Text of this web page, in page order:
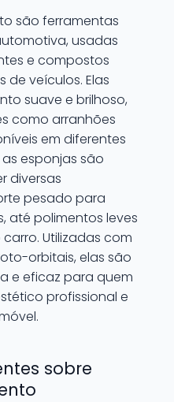
são ferramentas
usadas
e compostos
de veículos. Elas
suave e brilhoso,
como arranhões
em diferentes
esponjas são
diversas
pesado para
até polimentos leves
Utilizadas com
orbitais, elas são
e eficaz para quem
profissional e
sobre